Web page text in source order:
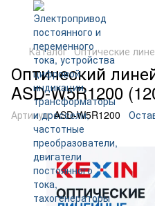
Каталог Оптические
Оптический
ASD-W5R1200
Артикул:ASD-W5R1200